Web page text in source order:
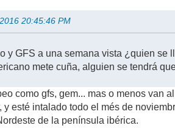
20:45:46 PM
y GFS a una semana vista ¿quien
mete cuña, alguien se tendrá
como gfs, gem... mas o menos van
esté intalado todo el més de
de la península ibérica.